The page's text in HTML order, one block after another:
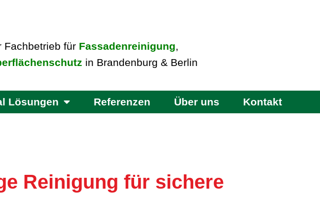
Fachbetrieb für Fassadenreinigung,
in Brandenburg & Berlin
Lösungen Referenzen Über uns Kontakt
Reinigung für sichere